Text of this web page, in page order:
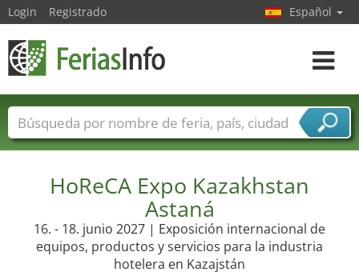
HoReCA Expo Kazakhstan
Astaná
16. - 18. junio 2027 | Exposición internacional de
equipos, productos y servicios para la industria
hotelera en Kazajstán
Login Registrado Español
toggle
Nombres de ferias Países
Ciudades
Sectores de proveedor de servicios